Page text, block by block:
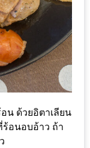
น ด้วยอิตาเลียน
อนอบอ้าว ถ้า